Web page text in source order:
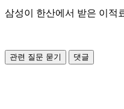
삼성이 한산에서 받은 이적